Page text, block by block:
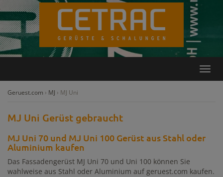
Geruest.com › MJ › MJ Uni
MJ Uni Gerüst gebraucht
MJ Uni 70 und MJ Uni 100 Gerüst aus Stahl oder
Aluminium kaufen
Das Fassadengerüst MJ Uni 70 und Uni 100 können Sie
wahlweise aus Stahl oder Aluminium auf geruest.com kaufen.